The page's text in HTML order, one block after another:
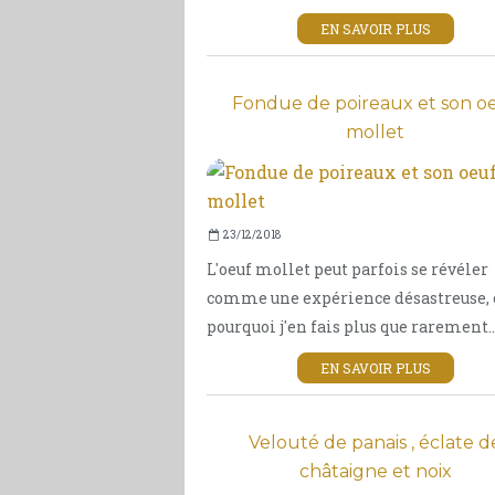
EN SAVOIR PLUS
Fondue de poireaux et son
mollet
23/12/2018
L'oeuf mollet peut parfois se révéler
comme une expérience désastreuse,
pourquoi j'en fais plus que
EN SAVOIR PLUS
Velouté de panais , éclate
châtaigne et noix